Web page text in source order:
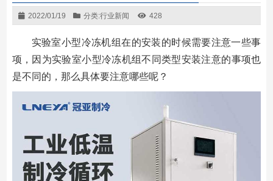
2022/01/19 分类:行业新闻 428
实验室小型冷冻机组在的安装的时候需要注意一些事
项，因为实验室小型冷冻机组不同类型安装注意的事项也
是不同的，那么具体要注意哪些呢？